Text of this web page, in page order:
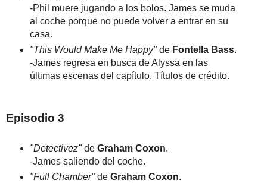
-Phil muere jugando a los bolos. James se muda
al coche porque no puede volver a entrar en su
casa.
"This Would Make Me Happy"de Fontella Bass.
-James regresa en busca de Alyssa en las
últimas escenas del capítulo. Títulos de crédito.
Episodio 3
"Detectivez"de Graham Coxon.
-James saliendo del coche.
"Full Chamber"de Graham Coxon.